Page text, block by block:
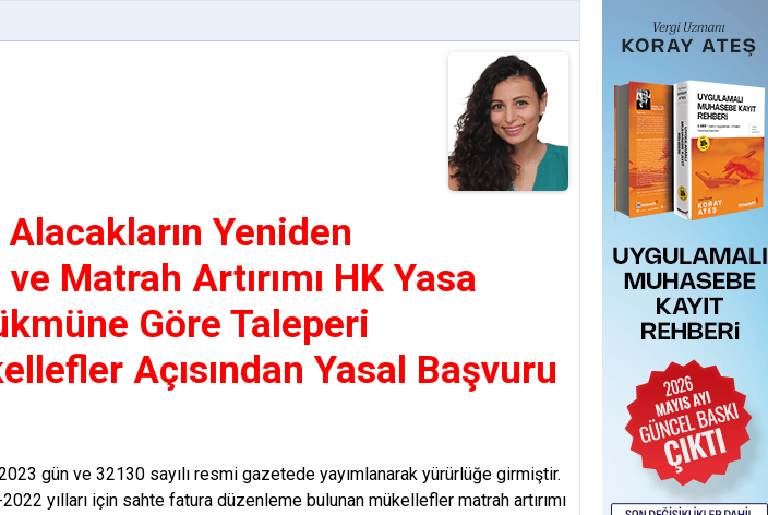
Alacakların Yeniden
ve Matrah Artırımı HK Yasa
Göre Taleperi
Açısından Yasal Başvuru
gün ve 32130 sayılı resmi gazetede yayımlanarak yürürlüğe girmiştir.
yılları için sahte fatura düzenleme bulunan mükellefler matrah artırımı